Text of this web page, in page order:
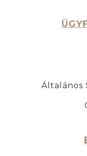
Általános